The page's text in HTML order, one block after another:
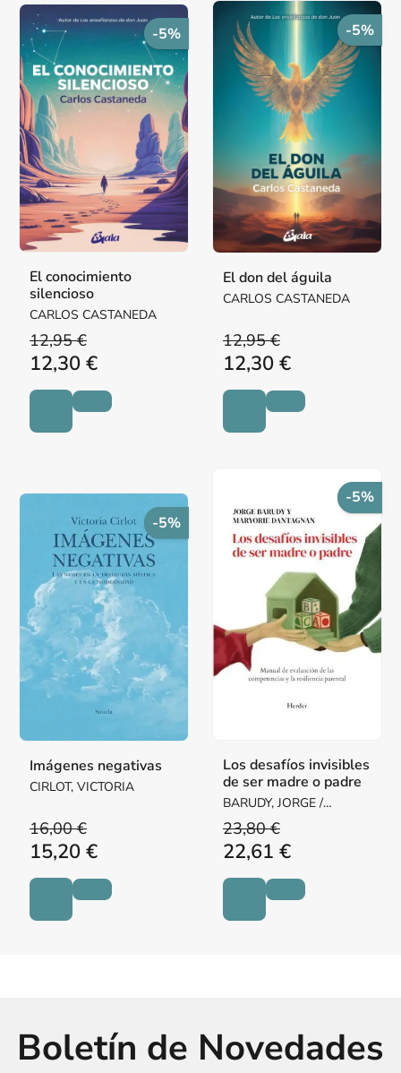
-5%
El conocimiento
silencioso
CARLOS CASTANEDA
12,95 €
12,30 €
-5%
El don del águila
CARLOS CASTANEDA
12,95 €
12,30 €
-5%
Imágenes negativas
CIRLOT, VICTORIA
16,00 €
15,20 €
-5%
Los desafíos invisibles
de ser madre o padre
BARUDY, JORGE /
DANTAGNAN, MARYORIE
23,80 €
22,61 €
Boletín de Novedades